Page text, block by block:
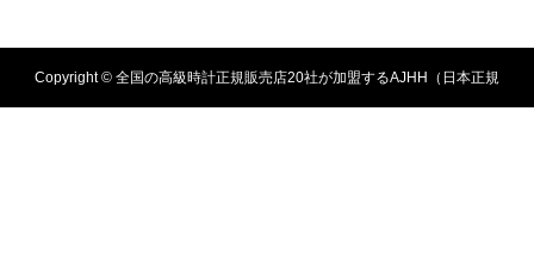
Copyright © 全国の高級時計正規販売店20社が加盟するAJHH（日本正規